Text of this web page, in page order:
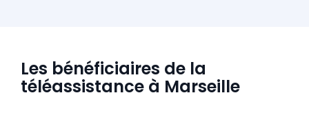
Les bénéficiaires de la
téléassistance à Marseille